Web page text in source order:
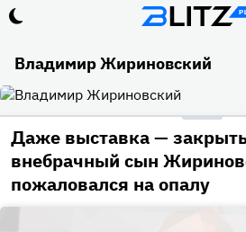
Владимир Жириновский
Даже выставка —
внебрачный сын
пожаловался на опалу